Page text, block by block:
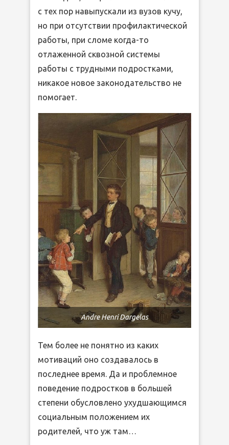
с тех пор навыпускали из вузов кучу,
но при отсутствии профилактической
работы, при сломе когда-то
отлаженной сквозной системы
работы с трудными подростками,
никакое новое законодательство не
помогает.
Andre Henri Dargelas
Тем более не понятно из каких
мотиваций оно создавалось в
последнее время. Да и проблемное
поведение подростков в большей
степени обусловлено ухудшающимся
социальным положением их
родителей, что уж там…